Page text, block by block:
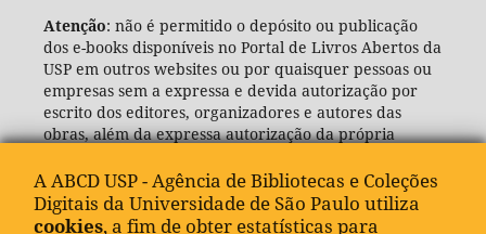
Atenção: não é permitido o depósito ou publicação
dos e-books disponíveis no Portal de Livros Abertos da
USP em outros websites ou por quaisquer pessoas ou
empresas sem a expressa e devida autorização por
escrito dos editores, organizadores e autores das
obras, além da expressa autorização da própria
(ABCD-USP).
A ABCD USP - Agência de Bibliotecas e Coleções
Digitais da Universidade de São Paulo utiliza
cookies, a fim de obter estatísticas para